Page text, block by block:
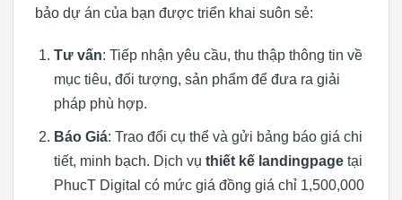
bảo dự án của bạn được triển khai suôn sẻ:
Tư vấn: Tiếp nhận yêu cầu, thu thập thông tin về
mục tiêu, đối tượng, sản phẩm để đưa ra giải
pháp phù hợp.
Báo Giá: Trao đổi cụ thể và gửi bảng báo giá chi
tiết, minh bạch. Dịch vụ thiết kế landingpagetại
PhucT Digital có mức giá đồng giá chỉ 1,500,000